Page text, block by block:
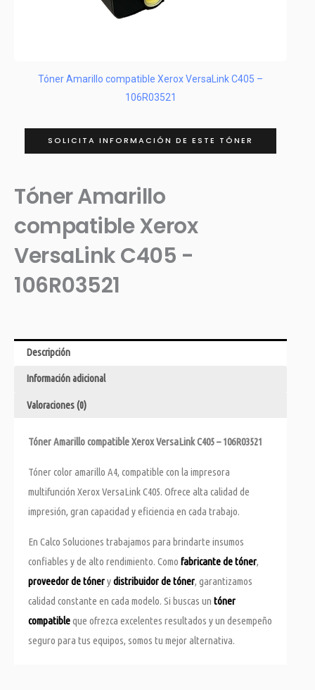
Tóner Amarillo compatible Xerox VersaLink C405 –
106R03521
SOLICITA INFORMACIÓN DE ESTE TÓNER
Tóner Amarillo
compatible Xerox
VersaLink C405 -
106R03521
Descripción
Información adicional
Valoraciones (0)
Tóner Amarillo compatible Xerox VersaLink C405 – 106R03521
Tóner color amarillo A4, compatible con la impresora
multifunción Xerox VersaLink C405. Ofrece alta calidad de
impresión, gran capacidad y eficiencia en cada trabajo.
En Calco Soluciones trabajamos para brindarte insumos
confiables y de alto rendimiento. Como fabricante de tóner,
proveedor de tónerydistribuidor de tóner, garantizamos
calidad constante en cada modelo. Si buscas un tóner
compatibleque ofrezca excelentes resultados y un desempeño
seguro para tus equipos, somos tu mejor alternativa.